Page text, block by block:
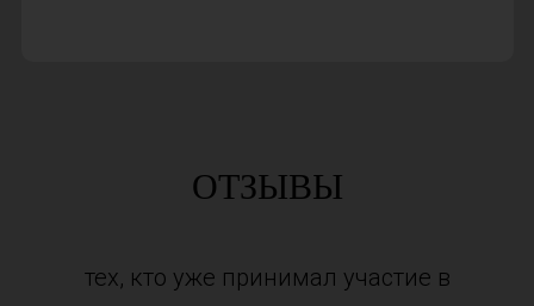
ОТЗЫВЫ
тех, кто уже принимал участие в